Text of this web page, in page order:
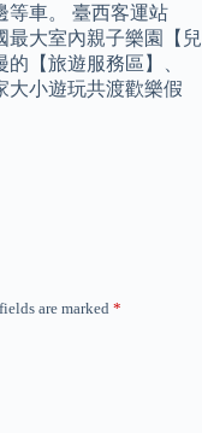
等車。 臺西客運站
最大室內親子樂園【兒
【旅遊服務區】、
大小遊玩共渡歡樂假
are marked *